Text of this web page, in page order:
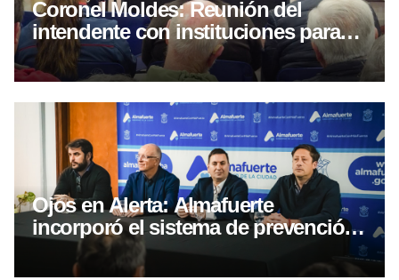
Coronel Moldes: Reunión del
intendente con instituciones para
coordinar acciones en seguridad
Ojos en Alerta: Almafuerte
incorporó el sistema de prevención
por WhatsApp